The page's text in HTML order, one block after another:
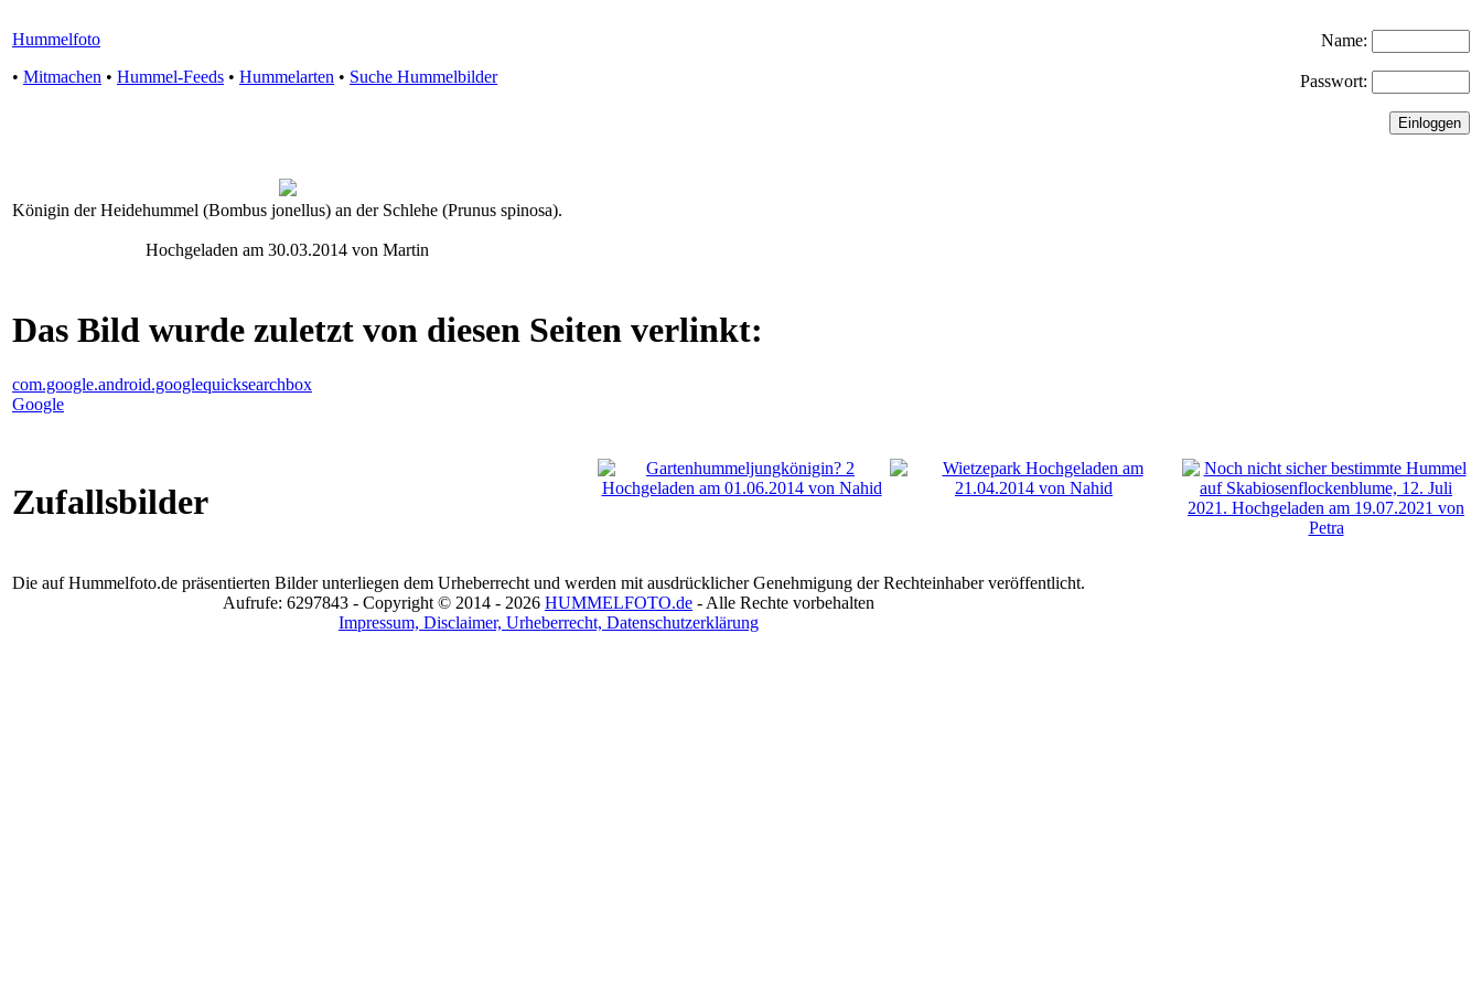
Hummelfoto
• Mitmachen • Hummel-Feeds • Hummelarten • Suche Hummelbilder
Name:
Passwort:
Königin der Heidehummel (Bombus jonellus) an der Schlehe (Prunus spinosa).
Hochgeladen am 30.03.2014 von Martin
Das Bild wurde zuletzt von diesen Seiten verlinkt:
com.google.android.googlequicksearchbox
Google
Zufallsbilder
Die auf Hummelfoto.de präsentierten Bilder unterliegen dem Urheberrecht und werden mit ausdrücklicher Genehmigung der Rechteinhaber veröffentlicht.
Aufrufe: 6297843 - Copyright © 2014 - 2026 HUMMELFOTO.de - Alle Rechte vorbehalten
Impressum, Disclaimer, Urheberrecht, Datenschutzerklärung